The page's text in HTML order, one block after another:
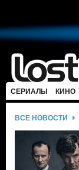
СЕРИАЛЫ КИНО
ВСЕ НОВОСТИ